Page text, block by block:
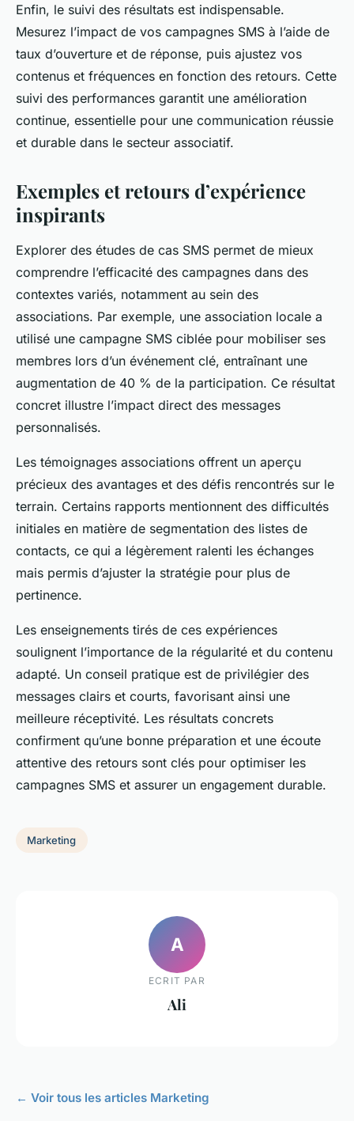
Enfin, le suivi des résultats est indispensable.
Mesurez l’impact de vos campagnes SMS à l’aide de
taux d’ouverture et de réponse, puis ajustez vos
contenus et fréquences en fonction des retours. Cette
suivi des performances garantit une amélioration
continue, essentielle pour une communication réussie
et durable dans le secteur associatif.
Exemples et retours d’expérience
inspirants
Explorer des études de cas SMS permet de mieux
comprendre l’efficacité des campagnes dans des
contextes variés, notamment au sein des
associations. Par exemple, une association locale a
utilisé une campagne SMS ciblée pour mobiliser ses
membres lors d’un événement clé, entraînant une
augmentation de 40 % de la participation. Ce résultat
concret illustre l’impact direct des messages
personnalisés.
Les témoignages associations offrent un aperçu
précieux des avantages et des défis rencontrés sur le
terrain. Certains rapports mentionnent des difficultés
initiales en matière de segmentation des listes de
contacts, ce qui a légèrement ralenti les échanges
mais permis d’ajuster la stratégie pour plus de
pertinence.
Les enseignements tirés de ces expériences
soulignent l’importance de la régularité et du contenu
adapté. Un conseil pratique est de privilégier des
messages clairs et courts, favorisant ainsi une
meilleure réceptivité. Les résultats concrets
confirment qu’une bonne préparation et une écoute
attentive des retours sont clés pour optimiser les
campagnes SMS et assurer un engagement durable.
Marketing
A
ECRIT PAR
Ali
← Voir tous les articles Marketing